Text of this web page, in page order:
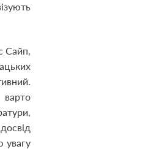
Сайп,
варто
увагу